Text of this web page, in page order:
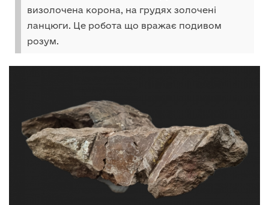
визолочена корона, на грудях золочені
ланцюги. Це робота що вражає подивом
розум.